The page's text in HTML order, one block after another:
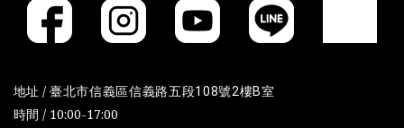
地址 / 臺北市信義區信義路五段108號2樓B室
時間 / 10:00-17:00